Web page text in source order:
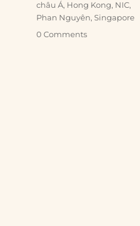
châu Á, Hong Kong, NIC,
Phan Nguyên,Singapore
0 Comments